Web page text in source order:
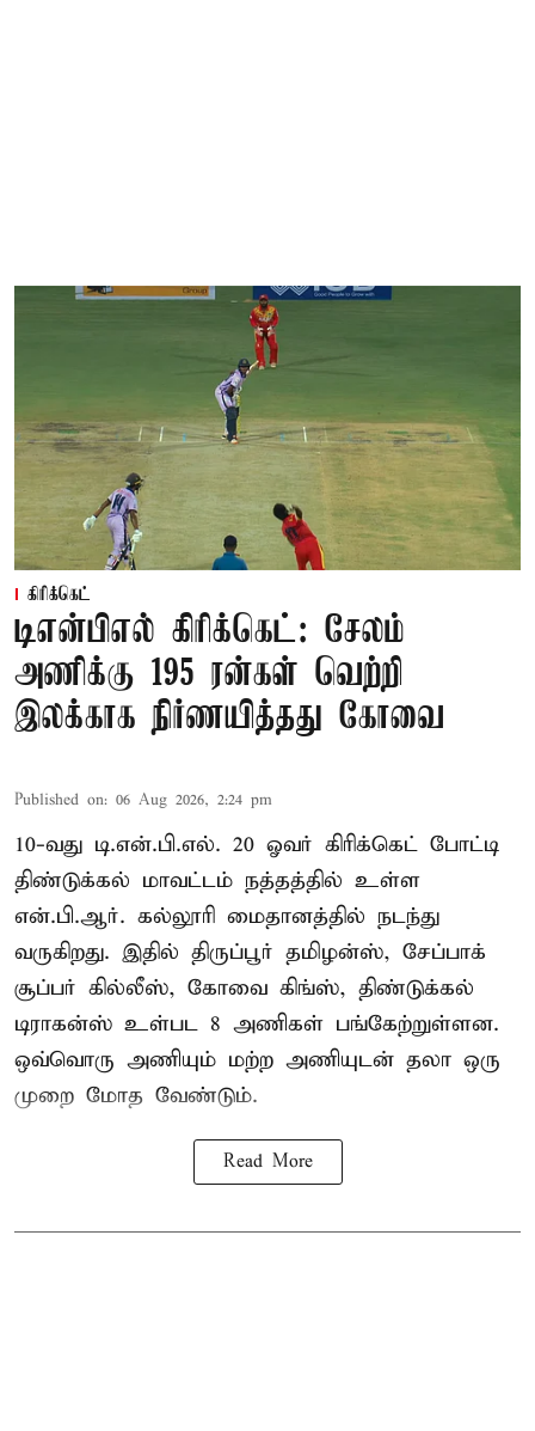
கிரிக்கெட்
டிஎன்பிஎல் கிரிக்கெட்: சேலம்
அணிக்கு 195 ரன்கள் வெற்றி
இலக்காக நிர்ணயித்தது கோவை
Published on: 06 Aug 2026, 2:24 pm
10-வது டி.என்.பி.எல். 20 ஓவர் கிரிக்கெட் போட்டி
திண்டுக்கல் மாவட்டம் நத்தத்தில் உள்ள
என்.பி.ஆர். கல்லூரி மைதானத்தில் நடந்து
வருகிறது. இதில் திருப்பூர் தமிழன்ஸ், சேப்பாக்
சூப்பர் கில்லீஸ், கோவை கிங்ஸ், திண்டுக்கல்
டிராகன்ஸ் உள்பட 8 அணிகள் பங்கேற்றுள்ளன.
ஒவ்வொரு அணியும் மற்ற அணியுடன் தலா ஒரு
முறை மோத வேண்டும்.
Read More